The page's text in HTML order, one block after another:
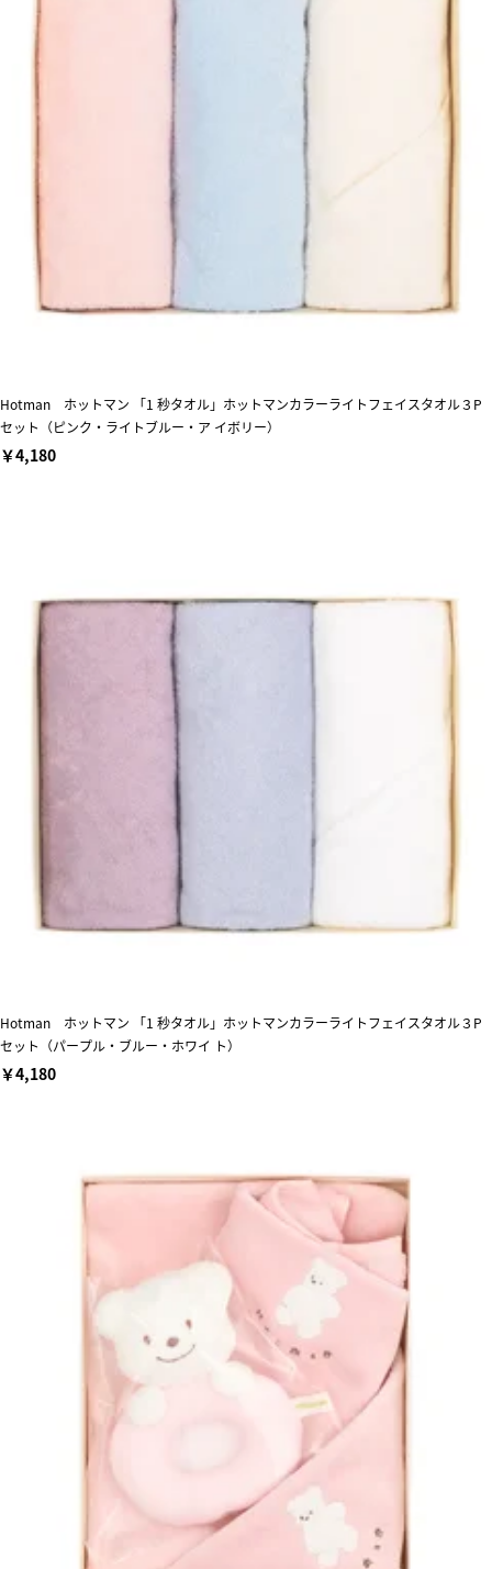
Hotman ホットマン 「1 秒タオル」ホットマンカラーライトフェイスタオル３P
セット（ピンク・ライトブルー・ア イボリー）
￥4,180
Hotman ホットマン 「1 秒タオル」ホットマンカラーライトフェイスタオル３P
セット（パープル・ブルー・ホワイ ト）
￥4,180